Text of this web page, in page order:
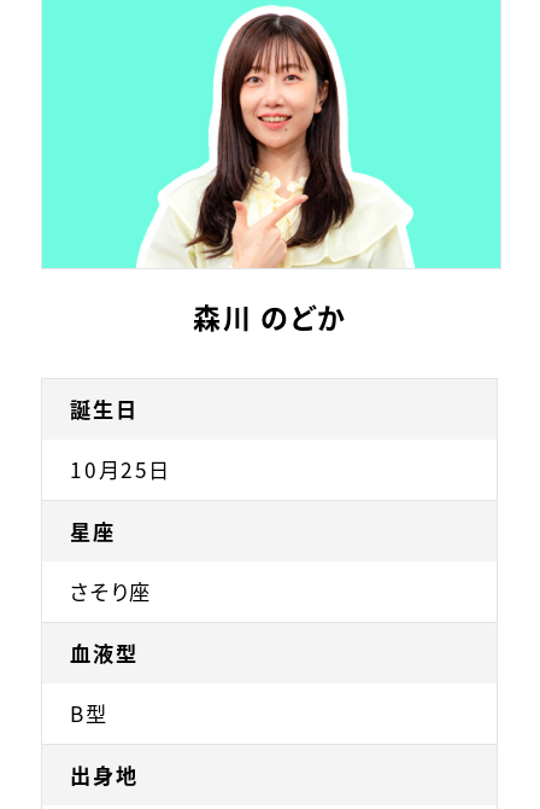
森川 のどか
誕生日
10月25日
星座
さそり座
血液型
B型
出身地